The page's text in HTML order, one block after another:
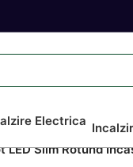
LED Slim Rotund